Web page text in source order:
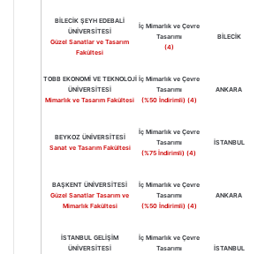
BİLECİK ŞEYH EDEBALİ
ÜNİVERSİTESİ
Güzel Sanatlar ve Tasarım
Fakültesi
İç Mimarlık ve Çevre
Tasarımı
(4)
BİLECİK
TOBB EKONOMİ VE TEKNOLOJİ
ÜNİVERSİTESİ
Mimarlık ve Tasarım Fakültesi
İç Mimarlık ve Çevre
Tasarımı
(%50 İndirimli) (4)
ANKARA
BEYKOZ ÜNİVERSİTESİ
Sanat ve Tasarım Fakültesi
İç Mimarlık ve Çevre
Tasarımı
(%75 İndirimli) (4)
İSTANBUL
BAŞKENT ÜNİVERSİTESİ
Güzel Sanatlar Tasarım ve
Mimarlık Fakültesi
İç Mimarlık ve Çevre
Tasarımı
(%50 İndirimli) (4)
ANKARA
İSTANBUL GELİŞİM
ÜNİVERSİTESİ
İç Mimarlık ve Çevre
Tasarımı
İSTANBUL